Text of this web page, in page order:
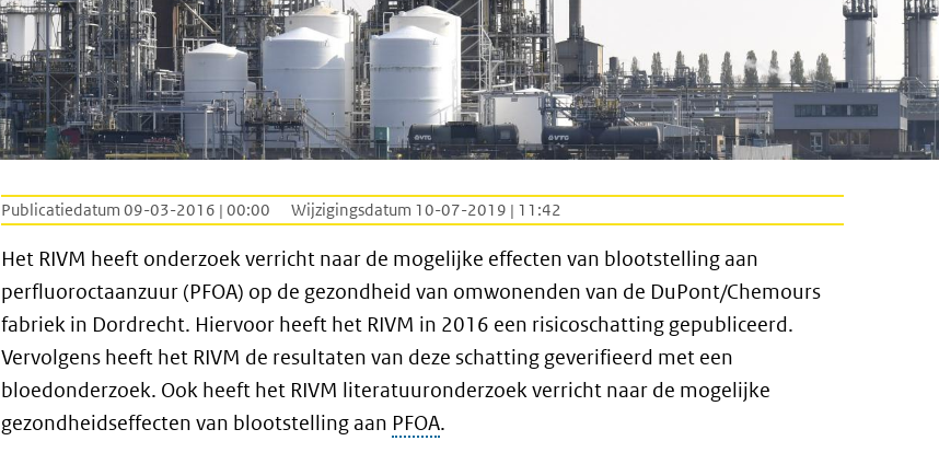
Publicatiedatum 09-03-2016 | 00:00 Wijzigingsdatum 10-07-2019 | 11:42
Het RIVM heeft onderzoek verricht naar de mogelijke effecten van blootstelling aan
perfluoroctaanzuur (PFOA) op de gezondheid van omwonenden van de DuPont/Chemours
fabriek in Dordrecht. Hiervoor heeft het RIVM in 2016 een risicoschatting gepubliceerd.
Vervolgens heeft het RIVM de resultaten van deze schatting geverifieerd met een
bloedonderzoek. Ook heeft het RIVM literatuuronderzoek verricht naar de mogelijke
gezondheidseffecten van blootstelling aan PFOA.